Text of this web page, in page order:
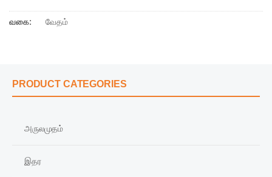
வகை: வேதம்
PRODUCT CATEGORIES
அருலமுதம்
இதர